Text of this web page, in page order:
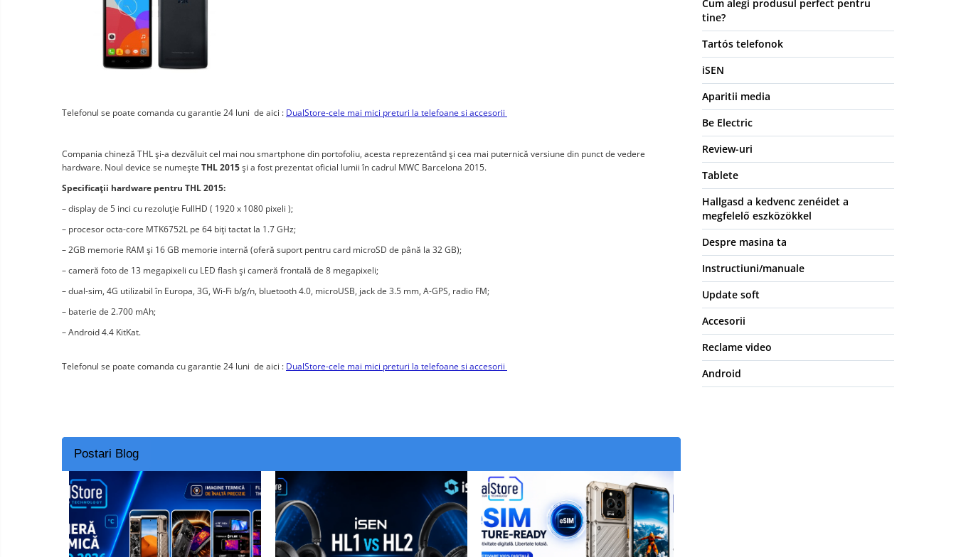
Okos autó tükrök kamerával
Vezeték nélküli térfigyelő
Mini videokamera
Vezetékes fejhallgató
Vezeték nélküli fejhallgató
Okosórák és fitnesz karkötők
Fitness karkötők
Okosóra
Tartozékok okosóra
Elektromos
robogók
tartozékok
Elektromos robogók
tartozékok
Elektromos
Gadgets
Smart Home
Az autó tartozékai
Hordozható hangszórók
Vonalkód olvasók
Hordozható elektromos
állomások és napelemek
Telefonul se poate comanda cu garantie 24 luni de aici : DualStore-cele mai mici preturi la telefoane si accesorii
Compania chineză THL şi-a dezvăluit cel mai nou smartphone din portofoliu, acesta reprezentând şi cea mai puternică versiune din punct de vedere
hardware. Noul device se numeşte THL 2015şi a fost prezentat oficial lumii în cadrul MWC Barcelona 2015.
Specificaţii hardware pentru THL 2015:
– display de 5 inci cu rezoluţie FullHD ( 1920 x 1080 pixeli );
– procesor octa-core MTK6752L pe 64 biţi tactat la 1.7 GHz;
– 2GB memorie RAM şi 16 GB memorie internă (oferă suport pentru card microSD de până la 32 GB);
– cameră foto de 13 megapixeli cu LED flash şi cameră frontală de 8 megapixeli;
– dual-sim, 4G utilizabil în Europa, 3G, Wi-Fi b/g/n, bluetooth 4.0, microUSB, jack de 3.5 mm, A-GPS, radio FM;
– baterie de 2.700 mAh;
– Android 4.4 KitKat.
Telefonul se poate comanda cu garantie 24 luni de aici : DualStore-cele mai mici preturi la telefoane si accesorii
Cum alegi produsul perfect pentru
tine?
Tartós telefonok
iSEN
Aparitii media
Be Electric
Review-uri
Tablete
Hallgasd a kedvenc zenéidet a
megfelelő eszközökkel
Despre masina ta
Instructiuni/manuale
Update soft
Accesorii
Reclame video
Android
Postari Blog